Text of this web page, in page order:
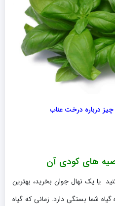
درباره درخت عناب
های کودی آن
یا یک نهال جوان بخرید، بهترین
شما بستگی دارد. زمانی که گیاه